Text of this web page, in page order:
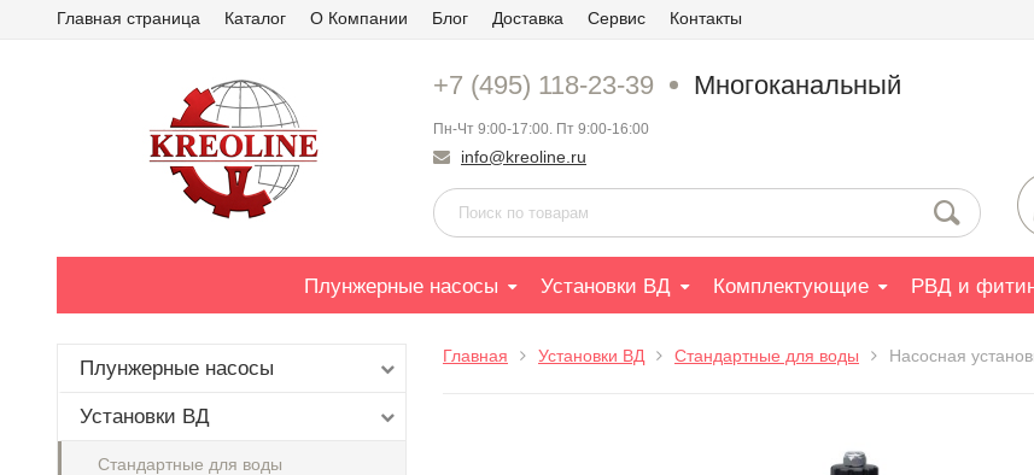
Главная страница Каталог О Компании Блог Доставка Сервис Контакты
+7 (495) 118-23-39 Многоканальный
Пн-Чт 9:00-17:00. Пт 9:00-16:00
info@kreoline.ru
Плунжерные насосы Установки ВД Комплектующие РВД и
Плунжерные насосы
Установки ВД
Стандартные для воды
Главная Установки ВД Стандартные для воды Насосная